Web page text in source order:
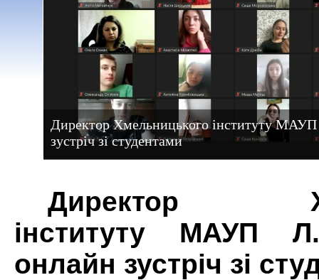
Директор Хмельницького інституту МАУП
зустріч зі студентами
Директор
інституту МАУП
онлайн зустріч зі